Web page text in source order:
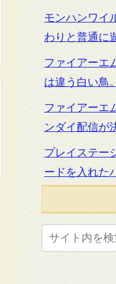
モンハンワイ
わりと普通に
ファイアーエ
は違う白い鳥
ファイアーエ
ンダイ配信が
プレイステー
ードを入れた